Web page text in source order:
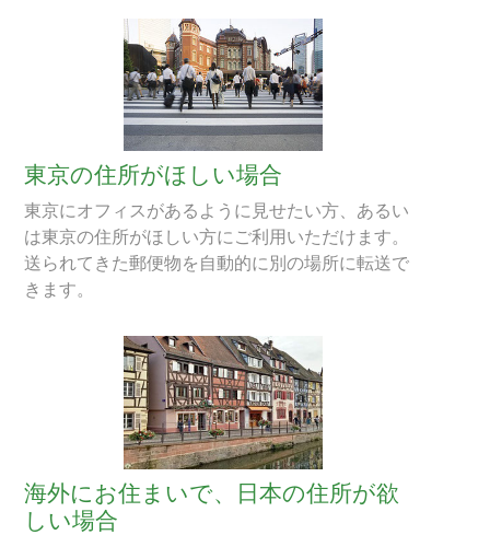
東京の住所がほしい場合
東京にオフィスがあるように見せたい方、あるい
は東京の住所がほしい方にご利用いただけます。
送られてきた郵便物を自動的に別の場所に転送で
きます。
海外にお住まいで、日本の住所が欲
しい場合